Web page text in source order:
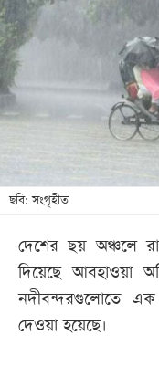
অর্থনীতি
আন্তর্জাতিক
লাইফ
স্টাইল
তথ্যপ্রযুক্তি
সব
বিভাগ
ছবি: সংগৃহীত
দেশের ছয় অঞ্চলে
দিয়েছে আবহাওয়া
নদীবন্দরগুলোতে এক
দেওয়া হয়েছে।